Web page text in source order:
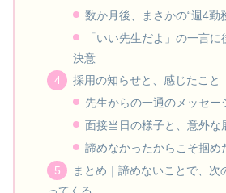
数か月後、まさかの“週4勤
「いい先生だよ」の一言
決意
採用の知らせと、感じたこと
先生からの一通のメッセー
面接当日の様子と、意外な
諦めなかったからこそ掴め
まとめ｜諦めないことで、次